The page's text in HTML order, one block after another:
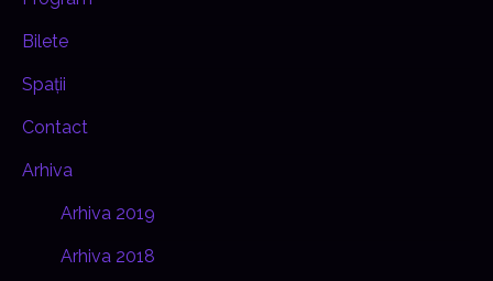
Bilete
Spații
Contact
Arhiva
Arhiva 2019
Arhiva 2018